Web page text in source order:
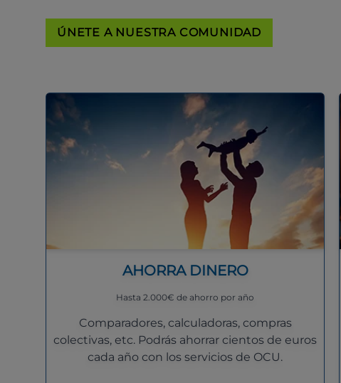
ÚNETE A NUESTRA COMUNIDAD
AHORRA DINERO
Hasta 2.000€ de ahorro por año
Comparadores, calculadoras, compras
colectivas, etc. Podrás ahorrar cientos de euros
cada año con los servicios de OCU.